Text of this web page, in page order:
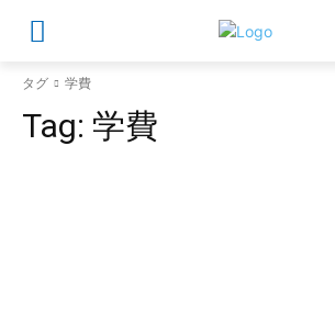
タグ 学費
Tag: 学費